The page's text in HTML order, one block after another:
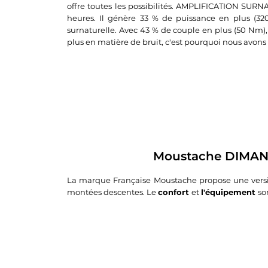
offre toutes les possibilités. AMPLIFICATION
heures. Il génère 33 % de puissance en plus
surnaturelle. Avec 43 % de couple en plus (50
plus en matière de bruit, c'est pourquoi nous
Moustache
La marque Française Moustache propose une
montées descentes. Leconfort et l'équipement